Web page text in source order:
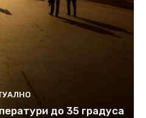
до 35 градуса